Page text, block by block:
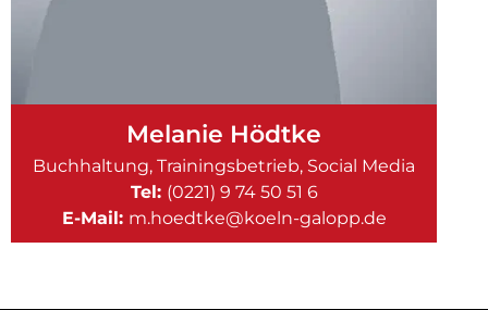
Melanie Hödtke
Buchhaltung, Trainingsbetrieb, Social Media
Tel: (0221) 9 74 50 51 6
E-Mail: m.hoedtke@koeln-galopp.de